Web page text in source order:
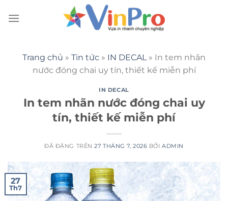
đến
Trang chủ » Tin tức » IN DECAL» In tem nhãn
nước đóng chai uy tín, thiết kế miễn phí
IN DECAL
In tem nhãn nước đóng chai uy
tín, thiết kế miễn phí
ĐÃ ĐĂNG TRÊN27 THÁNG 7, 2026 BỞIADMIN
27
Th7